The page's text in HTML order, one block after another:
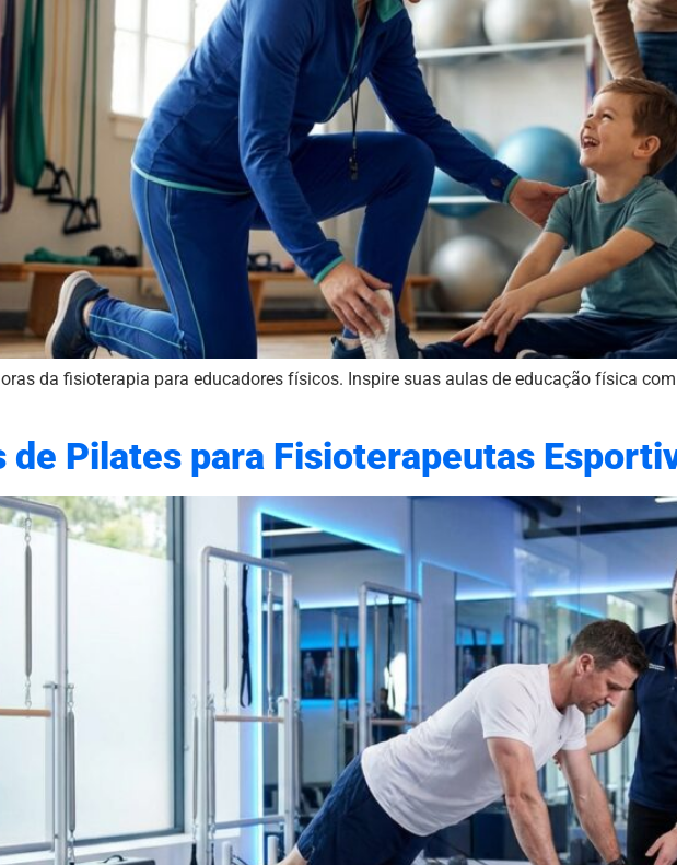
da fisioterapia para educadores físicos. Inspire suas aulas de educação física
de Pilates para Fisioterapeutas